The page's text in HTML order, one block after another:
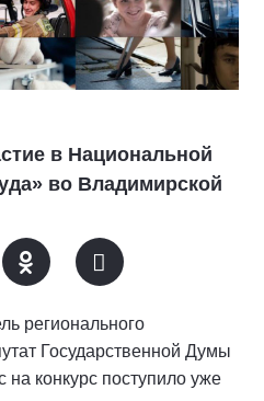
в Национальной
во Владимирской
регионального
Государственной Думы
конкурс поступило уже